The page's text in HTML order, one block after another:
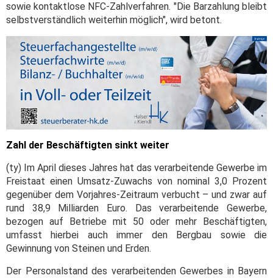
sowie kontaktlose NFC-Zahlverfahren. "Die Barzahlung bleibt
selbstverständlich weiterhin möglich", wird betont.
Zahl der Beschäftigten sinkt weiter
(ty) Im April dieses Jahres hat das verarbeitende Gewerbe im
Freistaat einen Umsatz-Zuwachs von nominal 3,0 Prozent
gegenüber dem Vorjahres-Zeitraum verbucht – und zwar auf
rund 38,9 Milliarden Euro. Das verarbeitende Gewerbe,
bezogen auf Betriebe mit 50 oder mehr Beschäftigten,
umfasst hierbei auch immer den Bergbau sowie die
Gewinnung von Steinen und Erden.
Der Personalstand des verarbeitenden Gewerbes in Bayern